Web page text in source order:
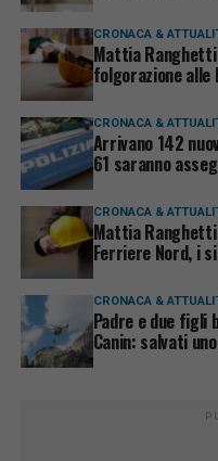
CRONACA &
Mattia Ranghetti
folgorazione alle
CRONACA &
Arrivano 142
61 saranno
CRONACA &
Mattia
Ferriere Nord, i
CRONACA &
Padre e due figli
Canin: salvati